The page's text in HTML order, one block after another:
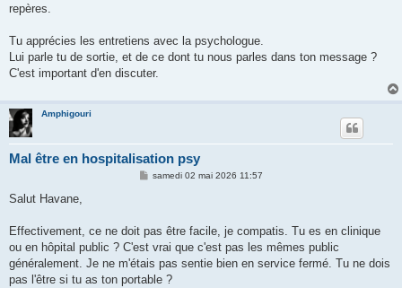
repères.
Tu apprécies les entretiens avec la psychologue.
Lui parle tu de sortie, et de ce dont tu nous parles dans ton message ?
C'est important d'en discuter.
Amphigouri
Mal être en hospitalisation psy
M
g
samedi 02 mai 2026 11:57
Salut Havane,
Effectivement, ce ne doit pas être facile, je compatis. Tu es en clinique
ou en hôpital public ? C'est vrai que c'est pas les mêmes public
généralement. Je ne m'étais pas sentie bien en service fermé. Tu ne dois
pas l'être si tu as ton portable ?